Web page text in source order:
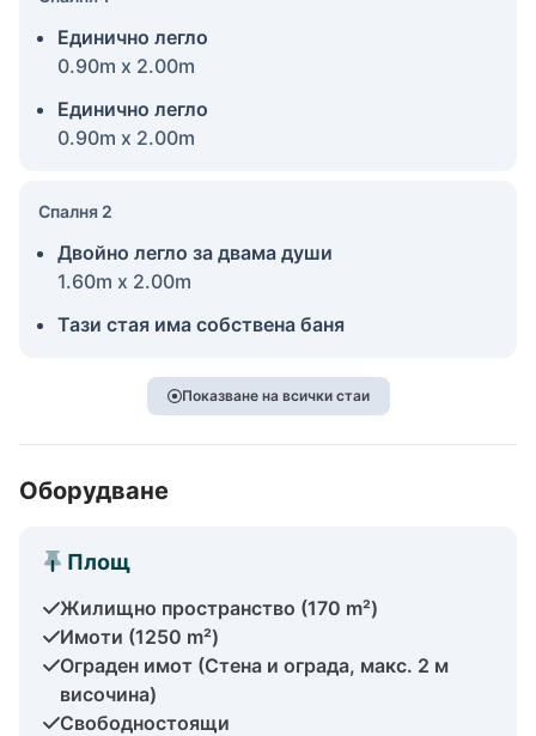
Единично легло
0.90m x 2.00m
Единично легло
0.90m x 2.00m
Спалня 2
Двойно легло за двама души
1.60m x 2.00m
Тази стая има собствена баня
Показване на всички стаи
Оборудване
Площ
Жилищно пространство (170 m²)
Имоти (1250 m²)
Ограден имот (Стена и ограда, макс. 2 м
височина)
Свободностоящи